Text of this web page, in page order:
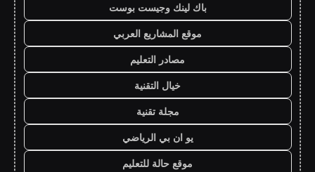
باك لينك وجيست بوست
موقع المشاريع العربي
مصادر التعليم
خيال التقنية
مجلة تقنية
يو ان بي الرياضي
موقع حالة للتعليم